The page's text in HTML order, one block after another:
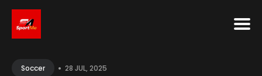
forSoccer • 28 JUL, 2025